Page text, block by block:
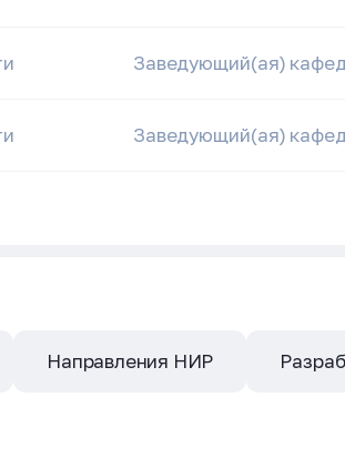
Заведующий(ая)
Заведующий(ая)
Направления НИР